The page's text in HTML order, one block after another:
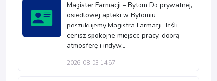
Magister Farmacji – Bytom Do prywatnej,
osiedlowej apteki w Bytomiu
poszukujemy Magistra Farmacji. Jeśli
cenisz spokojne miejsce pracy, dobrą
atmosferę i indyw...
2026-08-03 14:57